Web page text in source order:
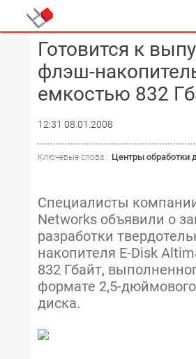
Готовится к
флэш-
емкостью 832
12:31 08.01.2008
Ключевые слова : Центры обработки
Специалисты
Networks объявили о
разработки
накопителя E-Disk
832 Гбайт,
формате 2,5-
диска.